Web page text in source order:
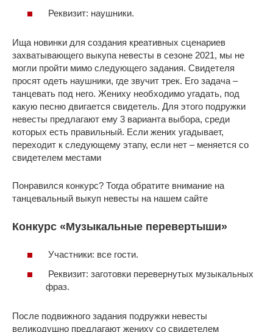
Реквизит: наушники.
Ища новинки для создания креативных сценариев
захватывающего выкупа невесты в сезоне 2021, мы не
могли пройти мимо следующего задания. Свидетеля
просят одеть наушники, где звучит трек. Его задача –
танцевать под него. Жениху необходимо угадать, под
какую песню двигается свидетель. Для этого подружки
невесты предлагают ему 3 варианта выбора, среди
которых есть правильный. Если жених угадывает,
переходит к следующему этапу, если нет – меняется со
свидетелем местами
Понравился конкурс? Тогда обратите внимание на
танцевальный выкуп невесты на нашем сайте
Конкурс «Музыкальные перевертыши»
Участники: все гости.
Реквизит: заготовки перевернутых музыкальных
фраз.
После подвижного задания подружки невесты
великодушно предлагают жениху со свидетелем